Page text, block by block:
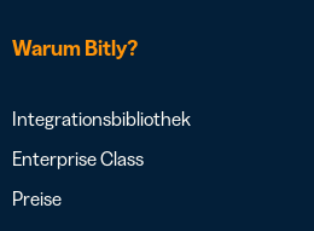
Warum Bitly?
Integrationsbibliothek
Enterprise Class
Preise